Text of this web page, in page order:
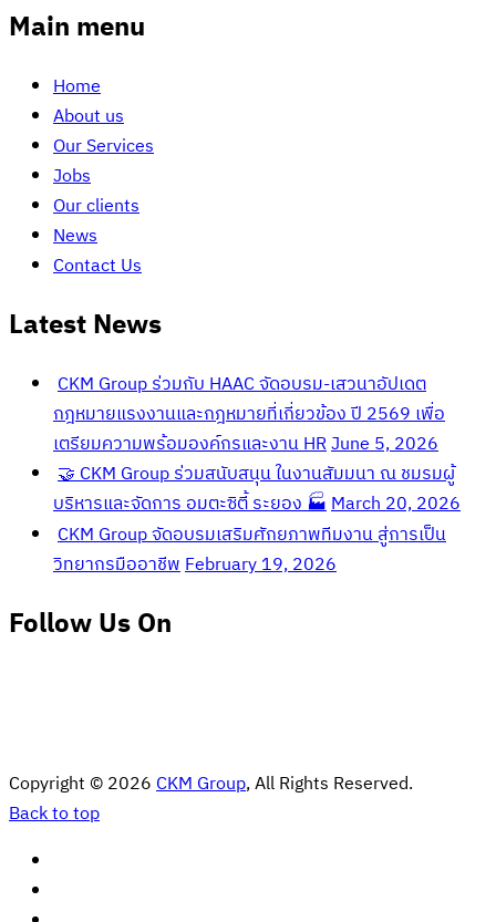
Main menu
Home
About us
Our Services
Jobs
Our clients
News
Contact Us
Latest News
CKM Group ร่วมกับ HAAC จัดอบรม-เสวนาอัปเดต
กฎหมายแรงงานและกฎหมายที่เกี่ยวข้อง ปี 2569 เพื่อ
เตรียมความพร้อมองค์กรและงาน HRJune 5, 2026
🤝 CKM Group ร่วมสนับสนุน ในงานสัมมนา ณ ชมรมผู้
บริหารและจัดการ อมตะซิตี้ ระยอง 🏭March 20, 2026
CKM Group จัดอบรมเสริมศักยภาพทีมงาน สู่การเป็น
วิทยากรมืออาชีพFebruary 19, 2026
Follow Us On
Copyright © 2026CKM Group, All Rights Reserved.
Back to top